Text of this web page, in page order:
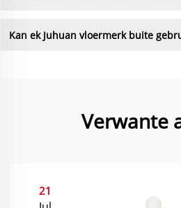
Kan ek Juhuan vloermerk buite
Verwante
21